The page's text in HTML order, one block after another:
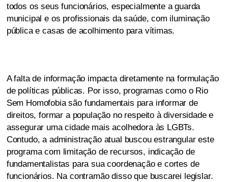
todos os seus funcionários, especialmente a guarda
municipal e os profissionais da saúde, com iluminação
pública e casas de acolhimento para vítimas.
A falta de informação impacta diretamente na formulação
de políticas públicas. Por isso, programas como o Rio
Sem Homofobia são fundamentais para informar de
direitos, formar a população no respeito à diversidade e
assegurar uma cidade mais acolhedora às LGBTs.
Contudo, a administração atual buscou estrangular este
programa com limitação de recursos, indicação de
fundamentalistas para sua coordenação e cortes de
funcionários. Na contramão disso que buscarei legislar.